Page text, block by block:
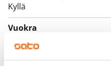
Kyllä
Vuokra
1 089 €/kk
Vuokravakuus